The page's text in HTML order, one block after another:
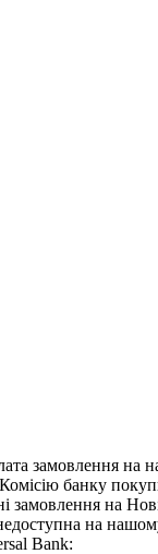
на
банку
на
на
Bank: